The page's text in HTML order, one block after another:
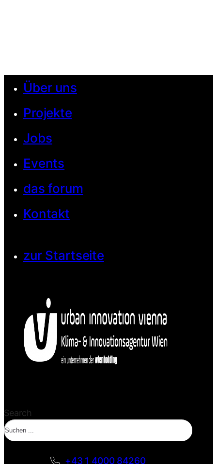
Über uns
Projekte
Jobs
Events
das forum
Kontakt
zur Startseite
Search
+43 1 4000 84260